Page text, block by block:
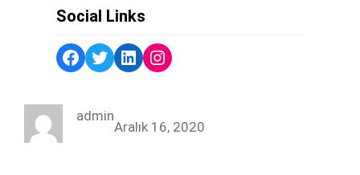
Social Links
Facebook Twitter LinkedIn Instagram
admin
Aralık 16, 2020